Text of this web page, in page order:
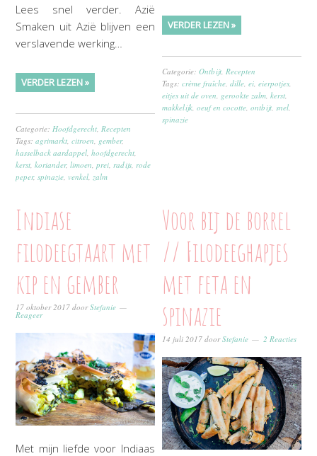
Lees snel verder. Azië
Smaken uit Azië blijven een
verslavende werking…
VERDER LEZEN »
Categorie: Hoofdgerecht Recepten
Tags:agrimarkt ,citroen gember,
hasselback aardappel ,hoofdgerecht
kerst ,koriander,limoen ,prei radijs rode
peper,spinazie venkel zalm
VERDER LEZEN »
Categorie:Ontbijt Recepten
Tags:crème fraîche ,dille ,ei ,eierpotjes
eitjes uit de oven gerookte zalm ,kerst
makkelijk ,oeuf en cocotte ,ontbijt ,snel
spinazie
Indiase
filodeegtaart met
kip en gember
17 oktober 2017 doorStefanie
Reageer
Met mijn liefde voor Indiaas
Voor bij de borrel
// Filodeeghapjes
met feta en
spinazie
14 juli 2017 doorStefanie 2 Reacties